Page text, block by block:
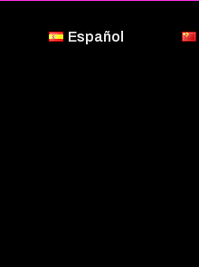
Español